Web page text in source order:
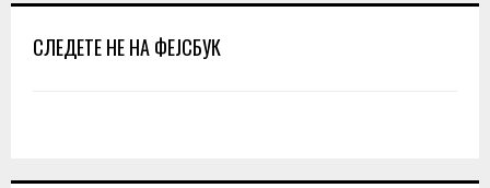
СЛЕДЕТЕ НЕ НА ФЕЈСБУК